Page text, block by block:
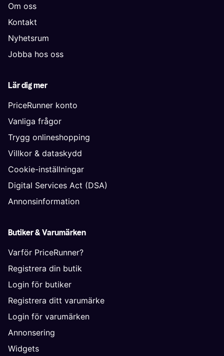
Om oss
Kontakt
Nyhetsrum
Jobba hos oss
Lär dig mer
PriceRunner konto
Vanliga frågor
Trygg onlineshopping
Villkor & dataskydd
Cookie-inställningar
Digital Services Act (DSA)
Annonsinformation
Butiker & Varumärken
Varför PriceRunner?
Registrera din butik
Login för butiker
Registrera ditt varumärke
Login för varumärken
Annonsering
Widgets